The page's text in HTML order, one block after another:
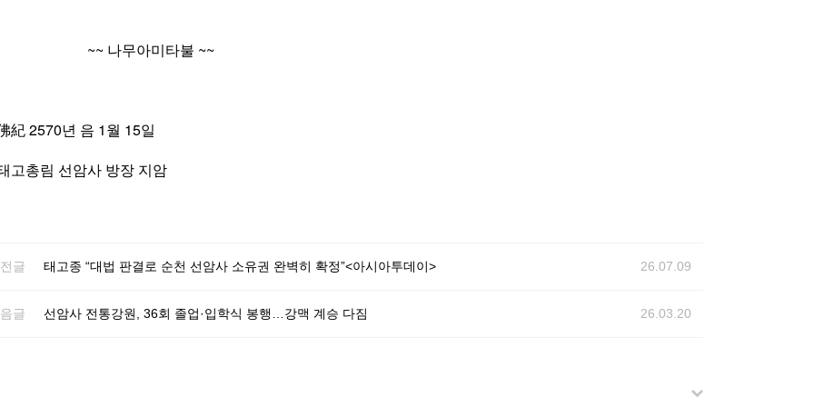
~~ 나무아미타불 ~~
紀 2570년 음 1월 15일
고총림 선암사 방장 지암
글 태고종 “대법 판결로 순천 선암사 소유권 완벽히 확정”<아시아투데이> 26.07.09
글 선암사 전통강원, 36회 졸업·입학식 봉행…강맥 계승 다짐 26.03.20